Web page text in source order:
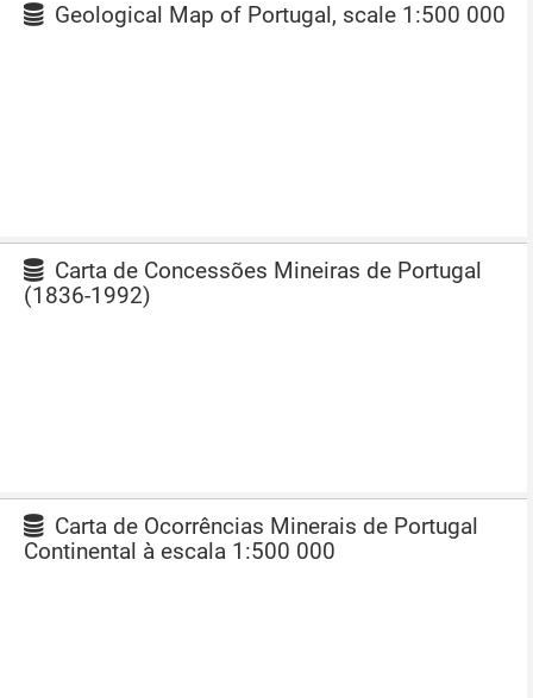
Geological Map of Portugal, scale 1:500 000
Carta de Concessões Mineiras de Portugal
(1836-1992)
Carta de Ocorrências Minerais de Portugal
Continental à escala 1:500 000